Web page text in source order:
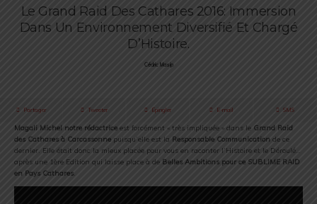
Le Grand Raid Des Cathares 2016: Immersion
Dans Un Environnement Diversifié Et Chargé
D’Histoire.
Cédric Masip
Partager Tweeter Épingler E-mail SMS
Magali Michel notre rédactrice est forcément « très impliquée » dans le Grand Raid
des Cathares à Carcassonne puisqu’elle est la Responsable Communication de ce
dernier. Elle était donc la mieux placée pour vous en raconter l’Histoire et le Déroulé…
après une 1ère Edition qui laisse place à de Belles Ambitions pour ce SUBLIME RAID
en Pays Cathares.